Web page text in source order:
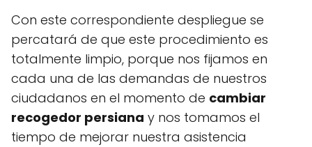
Con este correspondiente despliegue se
percatará de que este procedimiento es
totalmente limpio, porque nos fijamos en
cada una de las demandas de nuestros
ciudadanos en el momento de cambiar
recogedor persiana y nos tomamos el
tiempo de mejorar nuestra asistencia